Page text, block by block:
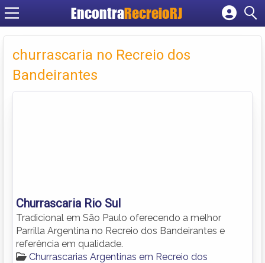
EncontraRecreioRJ
Cadastrar empresa
Criar conta
churrascaria no Recreio dos
Bandeirantes
Churrascaria Rio Sul
Tradicional em São Paulo oferecendo a melhor
Parrilla Argentina no Recreio dos Bandeirantes e
referência em qualidade.
Churrascarias Argentinas em Recreio dos